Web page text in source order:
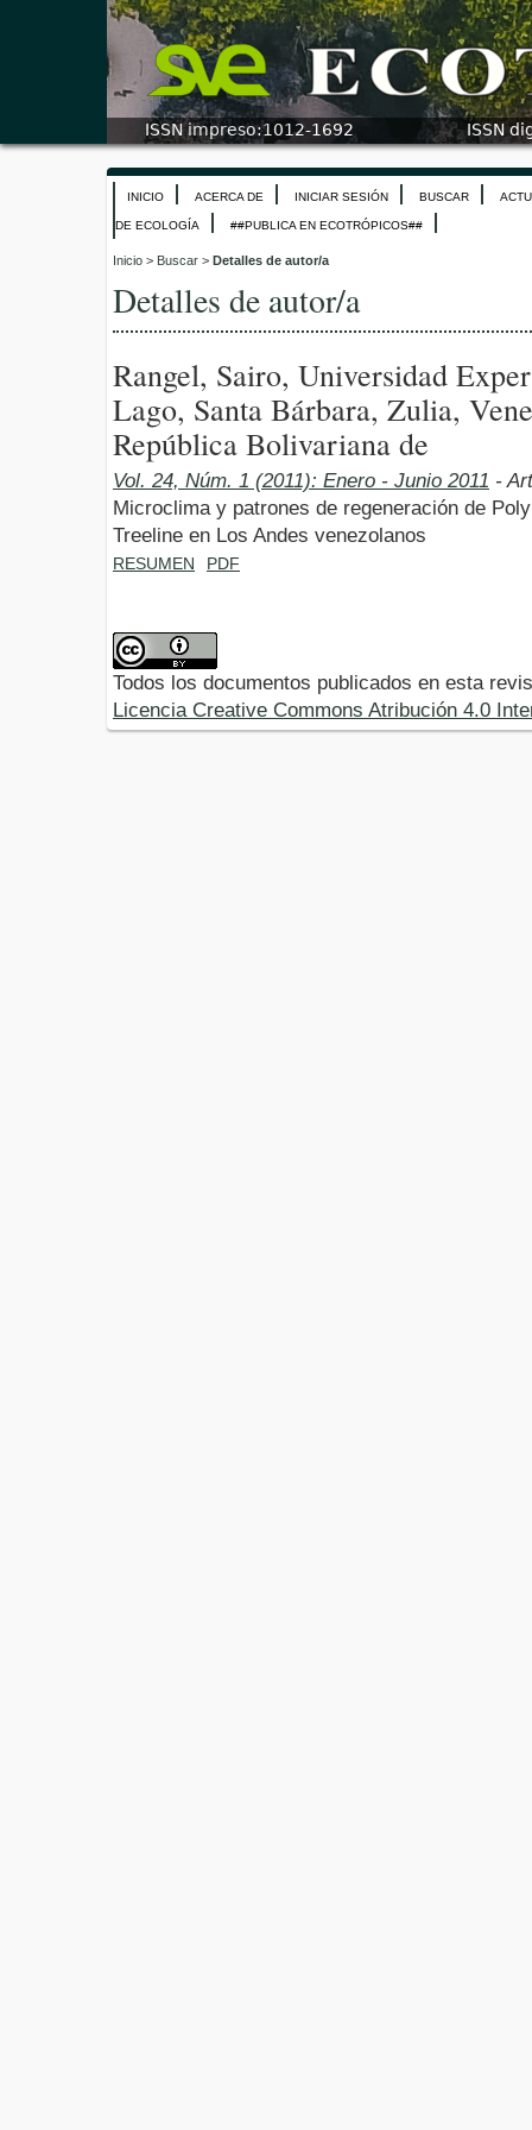
INICIO ACERCA DE INICIAR SESIÓN BUSCAR
DE ECOLOGÍA ##PUBLICA EN ECOTRÓPICOS##
Inicio > Buscar > Detalles de autor/a
Detalles de autor/a
Rangel, Sairo, Universidad
Lago, Santa Bárbara, Zulia,
República Bolivariana de
Vol. 24, Núm. 1 (2011): Enero - Junio 2011 -
Microclima y patrones de regeneración de
Treeline en Los Andes venezolanos
RESUMEN PDF
Todos los documentos publicados en esta
Licencia Creative Commons Atribución 4.0